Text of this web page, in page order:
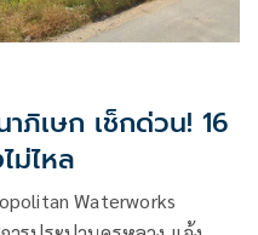
ภิเษก เช็กด่วน! 16
ม่ไหล
Waterworks